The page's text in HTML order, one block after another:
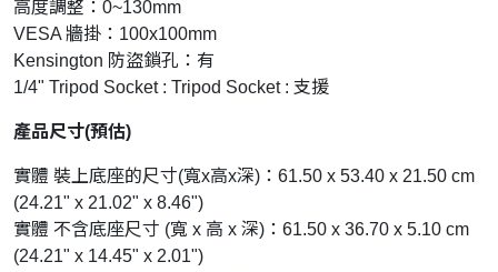
高度調整：0~130mm
VESA 牆掛：100x100mm
Kensington 防盜鎖孔：有
1/4" Tripod Socket : Tripod Socket : 支援
產品尺寸(預估)
實體 裝上底座的尺寸(寬x高x深)：61.50 x 53.40 x 21.50 cm
(24.21" x 21.02" x 8.46")
實體 不含底座尺寸 (寬 x 高 x 深)：61.50 x 36.70 x 5.10 cm
(24.21" x 14.45" x 2.01")